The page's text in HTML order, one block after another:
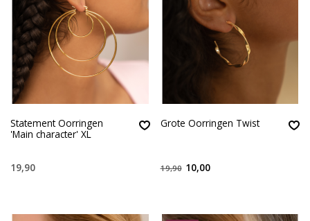
Statement Oorringen
'Main character' XL
19,90
Grote Oorringen Twist
19,90 10,00